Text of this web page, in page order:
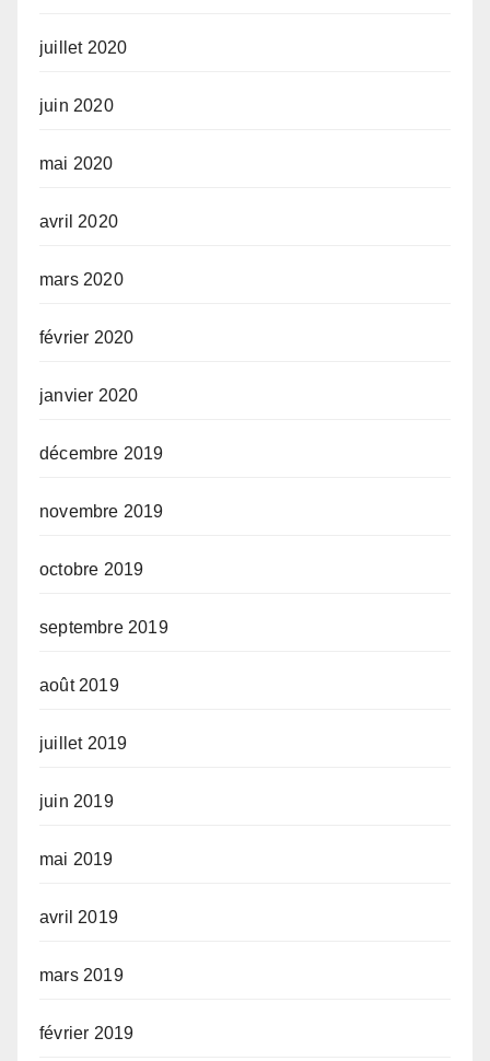
juillet 2020
juin 2020
mai 2020
avril 2020
mars 2020
février 2020
janvier 2020
décembre 2019
novembre 2019
octobre 2019
septembre 2019
août 2019
juillet 2019
juin 2019
mai 2019
avril 2019
mars 2019
février 2019